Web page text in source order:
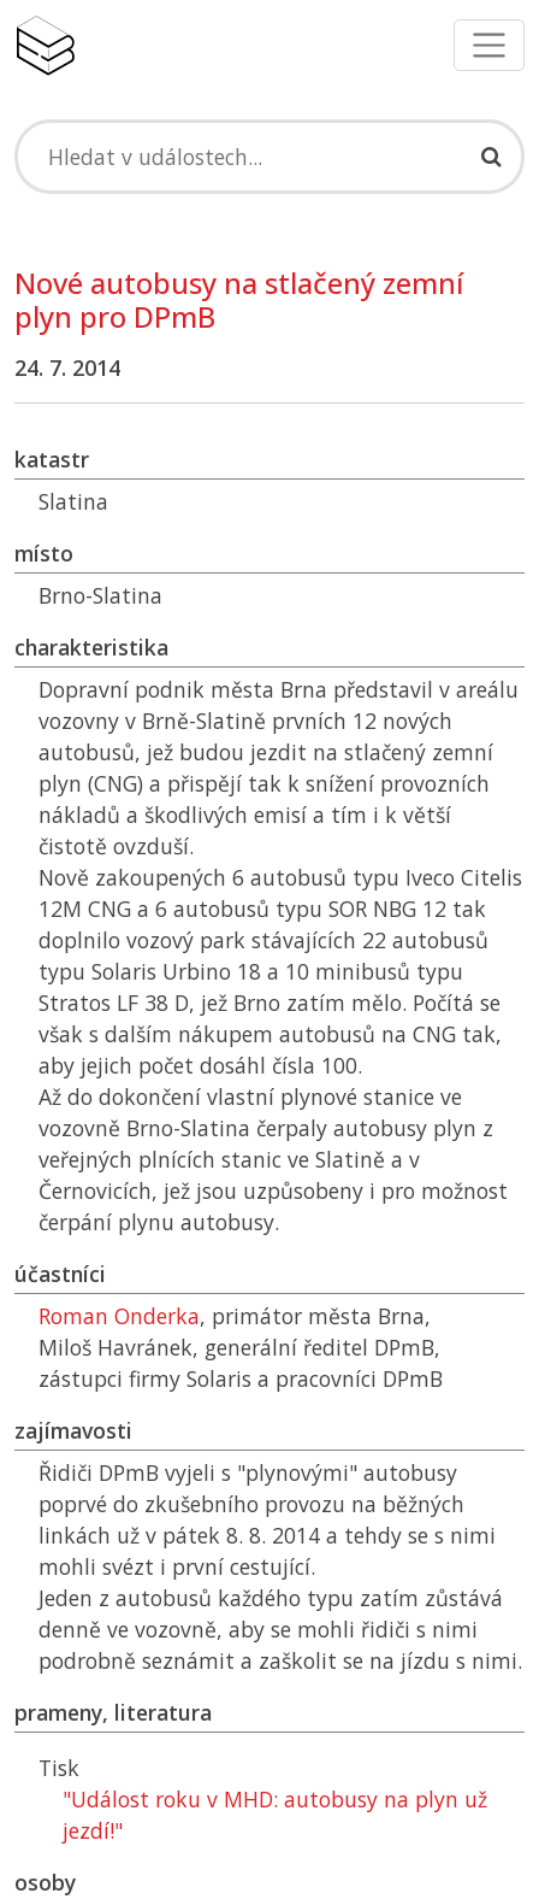
Nové autobusy na stlačený zemní
plyn pro DPmB
24. 7. 2014
katastr
Slatina
místo
Brno-Slatina
charakteristika
Dopravní podnik města Brna představil v areálu
vozovny v Brně-Slatině prvních 12 nových
autobusů, jež budou jezdit na stlačený zemní
plyn (CNG) a přispějí tak k snížení provozních
nákladů a škodlivých emisí a tím i k větší
čistotě ovzduší.
Nově zakoupených 6 autobusů typu Iveco Citelis
12M CNG a 6 autobusů typu SOR NBG 12 tak
doplnilo vozový park stávajících 22 autobusů
typu Solaris Urbino 18 a 10 minibusů typu
Stratos LF 38 D, jež Brno zatím mělo. Počítá se
však s dalším nákupem autobusů na CNG tak,
aby jejich počet dosáhl čísla 100.
Až do dokončení vlastní plynové stanice ve
vozovně Brno-Slatina čerpaly autobusy plyn z
veřejných plnících stanic ve Slatině a v
Černovicích, jež jsou uzpůsobeny i pro možnost
čerpání plynu autobusy.
účastníci
Roman Onderka, primátor města Brna,
Miloš Havránek, generální ředitel DPmB,
zástupci firmy Solaris a pracovníci DPmB
zajímavosti
Řidiči DPmB vyjeli s "plynovými" autobusy
poprvé do zkušebního provozu na běžných
linkách už v pátek 8. 8. 2014 a tehdy se s nimi
mohli svézt i první cestující.
Jeden z autobusů každého typu zatím zůstává
denně ve vozovně, aby se mohli řidiči s nimi
podrobně seznámit a zaškolit se na jízdu s nimi.
prameny, literatura
Tisk
"Událost roku v MHD: autobusy na plyn už
jezdí!"
osoby